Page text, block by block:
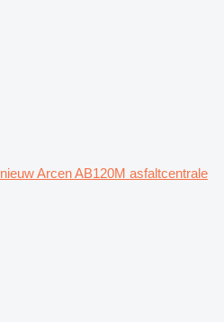
nieuw Arcen AB120M asfaltcentrale